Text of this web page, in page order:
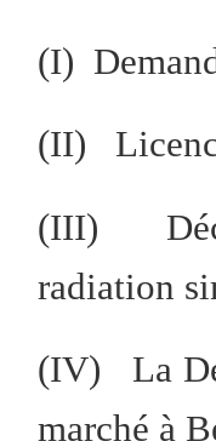
(I)
(II)
(III)
radiation
(IV) La
marché à